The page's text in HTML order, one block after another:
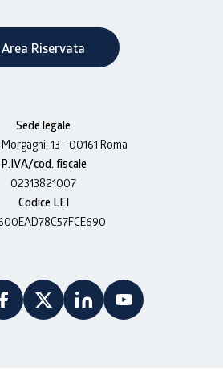
Area Riservata
Sede legale
13 - 00161 Roma
P.IVA/cod. fiscale
02313821007
Codice LEI